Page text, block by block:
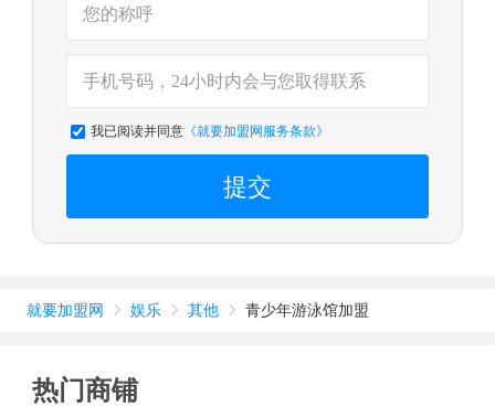
我已阅读并同意《就要加盟网服务条款》
提交
就要加盟网  娱乐  其他  青少年游泳馆加盟
热门商铺